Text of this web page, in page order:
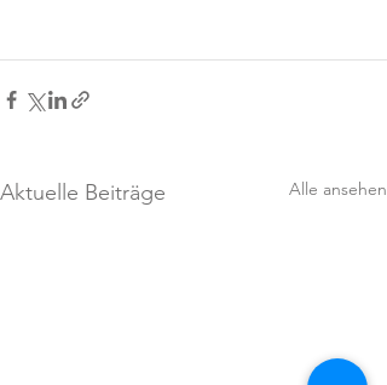
Aktuelle Beiträge Alle ansehen